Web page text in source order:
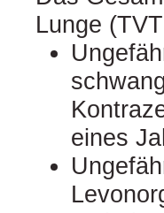
Lunge
eines